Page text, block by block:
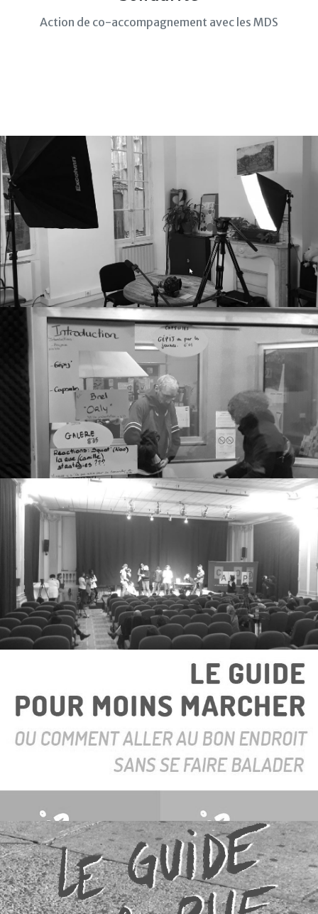
Action de co-accompagnement avec les MDS